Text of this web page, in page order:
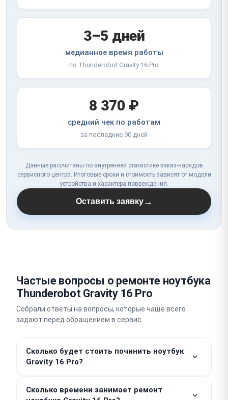
3–5 дней
медианное время работы
по Thunderobot Gravity 16 Pro
8 370 ₽
средний чек по работам
за последние 90 дней
Данные рассчитаны по внутренней статистике заказ-нарядов
сервисного центра. Итоговые сроки и стоимость зависят от модели
устройства и характера повреждения.
Оставить заявку→
Частые вопросы о ремонте ноутбука
Thunderobot Gravity 16 Pro
Собрали ответы на вопросы, которые чаще всего
задают перед обращением в сервис.
Сколько будет стоить починить ноутбук
Gravity 16 Pro?
цена рассчитывается индивидуально в
Сколько времени занимает ремонт